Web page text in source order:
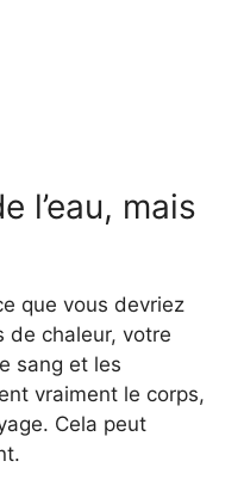
l’eau, mais
que vous devriez
de chaleur, votre
sang et les
vraiment le corps,
Cela peut